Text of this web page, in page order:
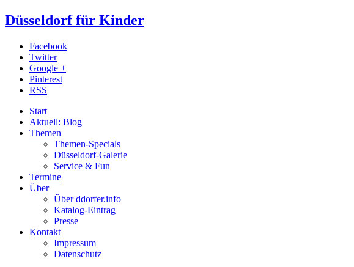
Düsseldorf für Kinder
Facebook
Twitter
Google +
Pinterest
RSS
Start
Aktuell: Blog
Themen
Themen-Specials
Düsseldorf-Galerie
Service & Fun
Termine
Über
Über ddorfer.info
Katalog-Eintrag
Presse
Kontakt
Impressum
Datenschutz